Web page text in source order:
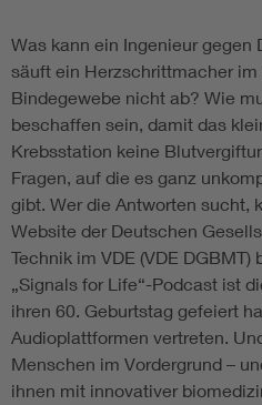
Was kann ein Ingenieur gegen
säuft ein Herzschrittmacher
Bindegewebe nicht ab? Wie
beschaffen sein, damit das
Krebsstation keine
Fragen, auf die es ganz
gibt. Wer die Antworten sucht,
Website der Deutschen
Technik im VDE (VDE
„Signals for Life“-Podcast ist
ihren 60. Geburtstag gefeiert
Audioplattformen vertreten.
Menschen im Vordergrund –
ihnen mit innovativer